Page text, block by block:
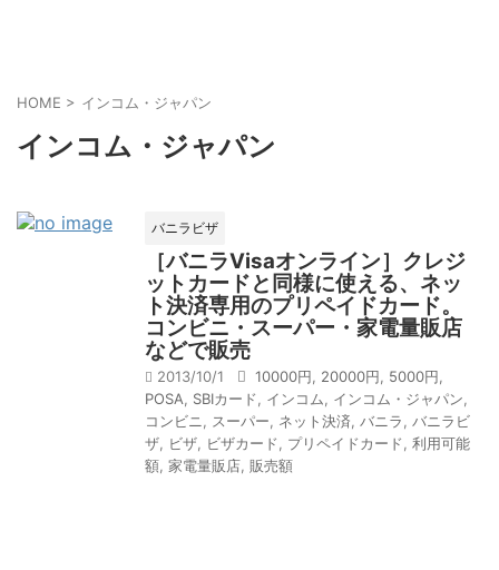
HOME > インコム・ジャパン
インコム・ジャパン
バニラビザ
［バニラVisaオンライン］クレジ
ットカードと同様に使える、ネッ
ト決済専用のプリペイドカード。
コンビニ・スーパー・家電量販店
などで販売
2013/10/1 10000円 20000円 5000円
POSA
SBIカード インコム インコム・ジャパン
コンビニ
スーパー ネット決済 バニラ
バニラビ
ザ
ビザ ビザカード プリペイドカード 利用可能
額 家電量販店 販売額